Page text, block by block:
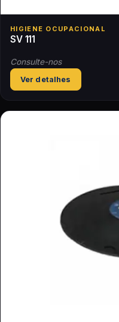
HIGIENE OCUPACIONAL
SV 111
Consulte-nos
Ver detalhes